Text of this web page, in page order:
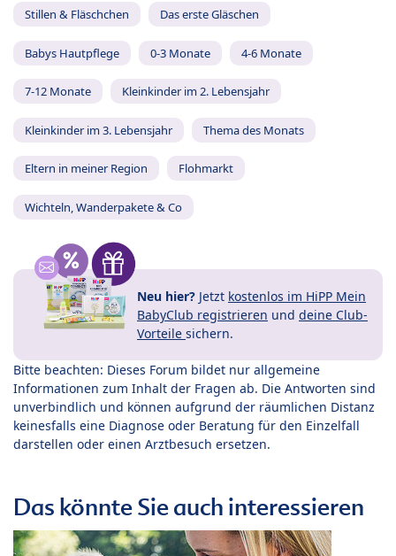
Stillen & Fläschchen Das erste Gläschen
Babys Hautpflege 0-3 Monate 4-6 Monate
7-12 Monate Kleinkinder im 2. Lebensjahr
Kleinkinder im 3. Lebensjahr Thema des Monats
Eltern in meiner Region Flohmarkt
Wichteln, Wanderpakete & Co
Neu hier? Jetzt kostenlos im HiPP Mein
BabyClub registrieren und deine Club-
Vorteile sichern.
Bitte beachten: Dieses Forum bildet nur allgemeine
Informationen zum Inhalt der Fragen ab. Die Antworten sind
unverbindlich und können aufgrund der räumlichen Distanz
keinesfalls eine Diagnose oder Beratung für den Einzelfall
darstellen oder einen Arztbesuch ersetzen.
Das könnte Sie auch interessieren